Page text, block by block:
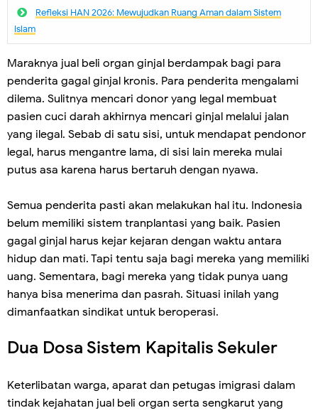
Refleksi HAN 2026: Mewujudkan Ruang Aman dalam Sistem
Islam
Maraknya jual beli organ ginjal berdampak bagi para
penderita gagal ginjal kronis. Para penderita mengalami
dilema. Sulitnya mencari donor yang legal membuat
pasien cuci darah akhirnya mencari ginjal melalui jalan
yang ilegal. Sebab di satu sisi, untuk mendapat pendonor
legal, harus mengantre lama, di sisi lain mereka mulai
putus asa karena harus bertaruh dengan nyawa.
Semua penderita pasti akan melakukan hal itu. Indonesia
belum memiliki sistem tranplantasi yang baik. Pasien
gagal ginjal harus kejar kejaran dengan waktu antara
hidup dan mati. Tapi tentu saja bagi mereka yang memiliki
uang. Sementara, bagi mereka yang tidak punya uang
hanya bisa menerima dan pasrah. Situasi inilah yang
dimanfaatkan sindikat untuk beroperasi.
Dua Dosa Sistem Kapitalis Sekuler
Keterlibatan warga, aparat dan petugas imigrasi dalam
tindak kejahatan jual beli organ serta sengkarut yang